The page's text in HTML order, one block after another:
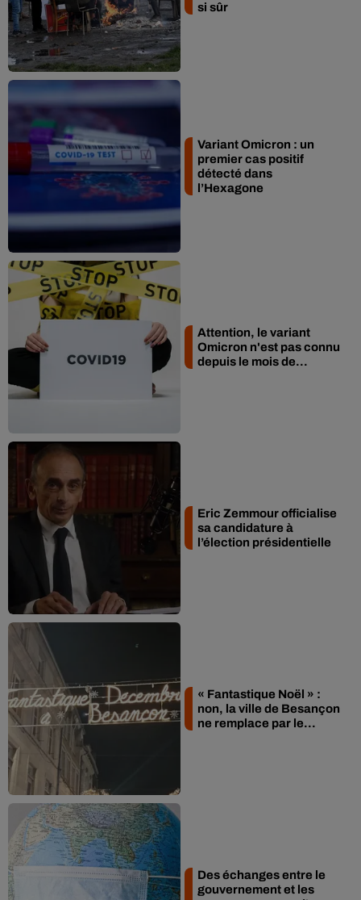
si sûr
Variant Omicron : un
premier cas positif
détecté dans
l’Hexagone
Attention, le variant
Omicron n'est pas connu
depuis le mois de...
Eric Zemmour officialise
sa candidature à
l’élection présidentielle
« Fantastique Noël » :
non, la ville de Besançon
ne remplace par le...
Des échanges entre le
gouvernement et les